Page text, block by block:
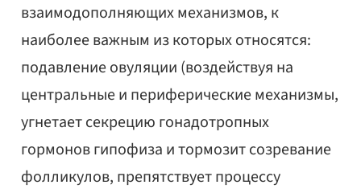
взаимодополняющих механизмов, к
наиболее важным из которых относятся:
подавление овуляции (воздействуя на
центральные и периферические механизмы,
угнетает секрецию гонадотропных
гормонов гипофиза и тормозит созревание
фолликулов, препятствует процессу